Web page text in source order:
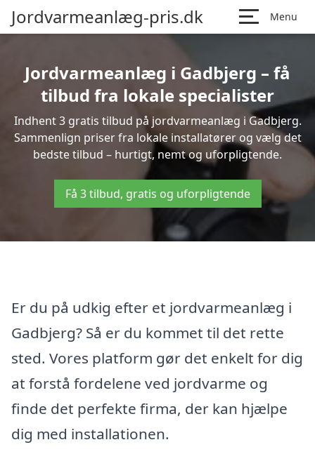
Jordvarmeanlæg-pris.dk Menu
Jordvarmeanlæg i Gadbjerg – få
tilbud fra lokale specialister
Indhent 3 gratis tilbud på jordvarmeanlæg i Gadbjerg.
Sammenlign priser fra lokale installatører og vælg det
bedste tilbud – hurtigt, nemt og uforpligtende.
Få 3 tilbud, gratis og uforpligtende
Er du på udkig efter et jordvarmeanlæg i
Gadbjerg? Så er du kommet til det rette
sted. Vores platform gør det enkelt for dig
at forstå fordelene ved jordvarme og
finde det perfekte firma, der kan hjælpe
dig med installationen.